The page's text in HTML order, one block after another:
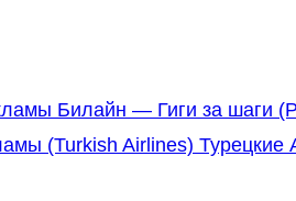
Билайн — Гиги за шаги
(Turkish Airlines)